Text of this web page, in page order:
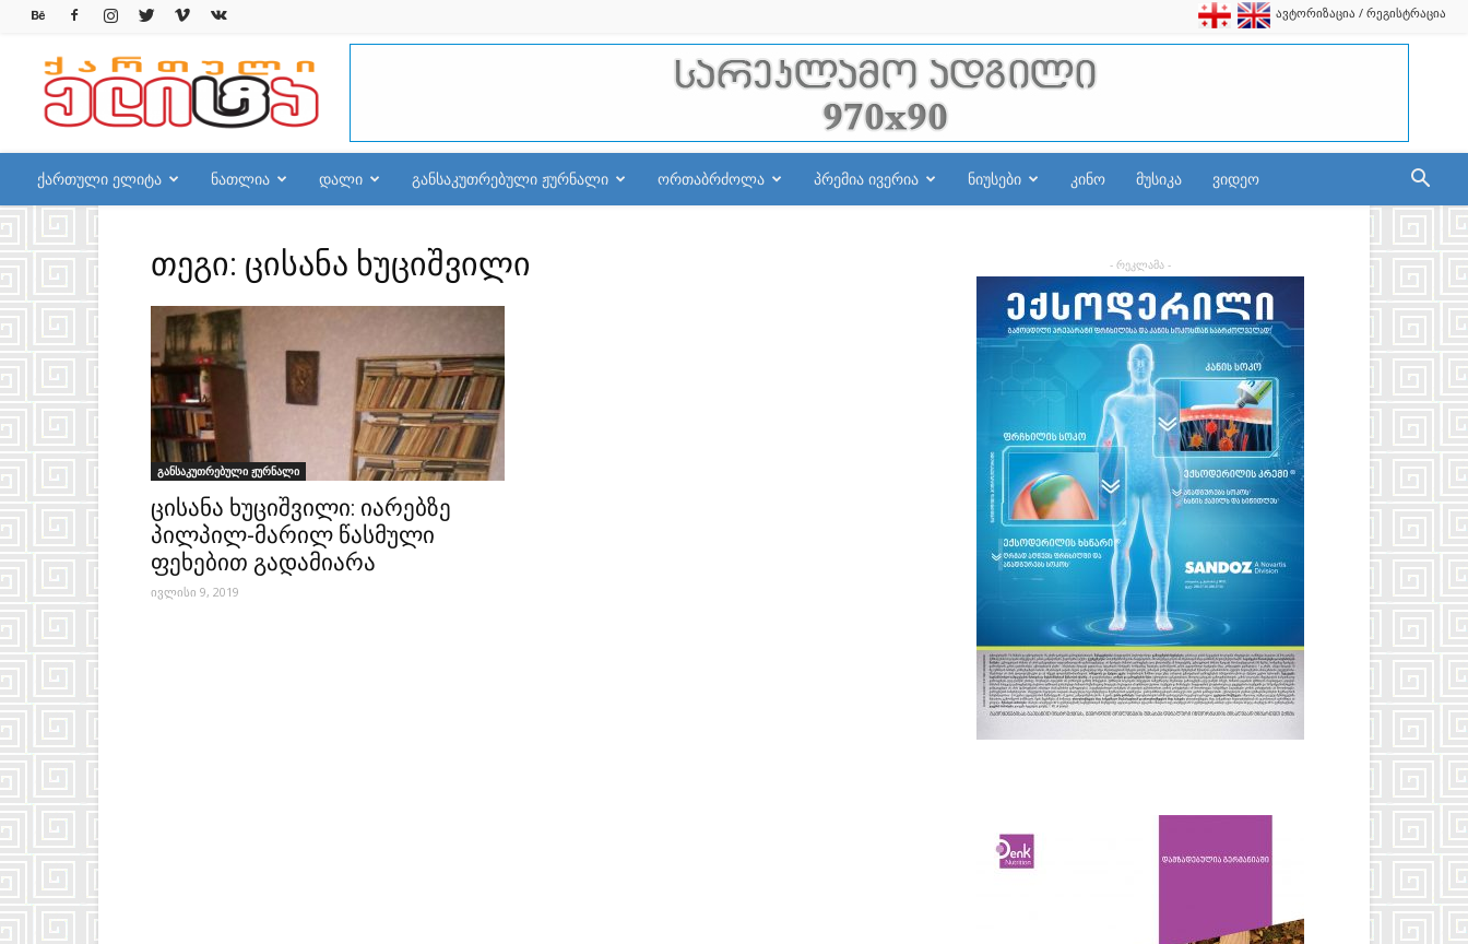
ავტორიზაცია / რეგისტრაცია
qelite.info
ქართული ელიტა ნათლია დალი განსაკუთრებული ჟურნალი ორთაბრძოლა პრემია ივერია ნიუსები კინო მუსიკა ვიდეო
თეგი: ცისანა ხუციშვილი
განსაკუთრებული ჟურნალი
ცისანა ხუციშვილი: იარებზე
პილპილ-მარილ წასმული
ფეხებით გადამიარა
ივლისი 9, 2019
- რეკლამა -